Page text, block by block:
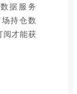
据服务
持仓数
阅才能获